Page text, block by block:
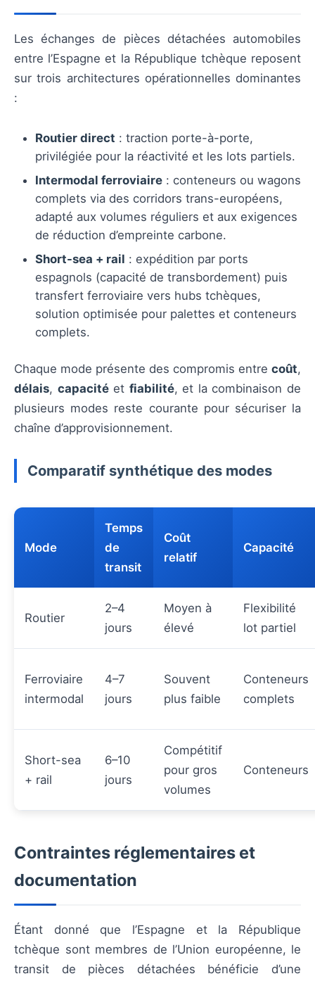
Les échanges de pièces détachées automobiles
entre l’Espagne et la République tchèque reposent
sur trois architectures opérationnelles dominantes
:
Routier direct : traction porte-à-porte,
privilégiée pour la réactivité et les lots partiels.
Intermodal ferroviaire : conteneurs ou wagons
complets via des corridors trans-européens,
adapté aux volumes réguliers et aux exigences
de réduction d’empreinte carbone.
Short-sea + rail : expédition par ports
espagnols (capacité de transbordement) puis
transfert ferroviaire vers hubs tchèques,
solution optimisée pour palettes et conteneurs
complets.
Chaque mode présente des compromis entre coût,
délais, capacitéet fiabilité, et la combinaison de
plusieurs modes reste courante pour sécuriser la
chaîne d’approvisionnement.
Comparatif synthétique des modes
Mode
Temps
de
transit
Coût
relatif
Capacité
Routier
2–4
jours
Moyen à
élevé
Flexibilité
lot partiel
Ferroviaire
intermodal
4–7
jours
Souvent
plus faible
Conteneurs
complets
Short-sea
+ rail
6–10
jours
Compétitif
pour gros
volumes
Conteneurs
Contraintes réglementaires et
documentation
Étant donné que l’Espagne et la République
tchèque sont membres de l’Union européenne, le
transit de pièces détachées bénéficie d’une